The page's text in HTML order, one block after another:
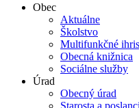
Obec
Aktuálne
Školstvo
Multifunkčné
Obecná knižnica
Sociálne služby
Úrad
Obecný úrad
Starosta a poslanci